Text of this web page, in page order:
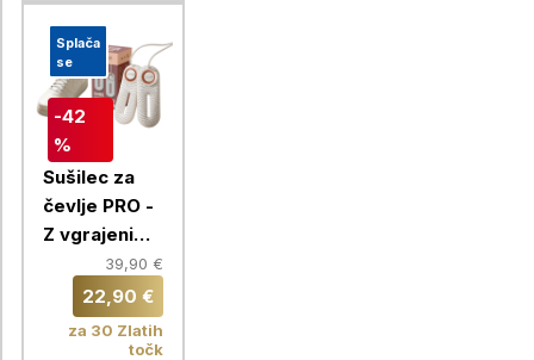
Splača
se
-42
%
Sušilec za
čevlje PRO -
Z vgrajenim
časovnikom
in 360°
kroženjem
39,90 €
22,90 €
za 30 Zlatih
točk